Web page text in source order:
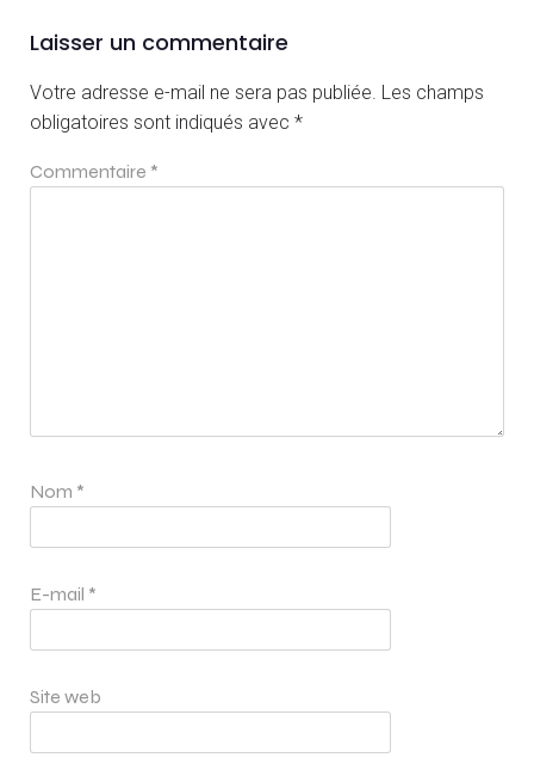
Laisser un commentaire
Votre adresse e-mail ne sera pas publiée. Les champs
obligatoires sont indiqués avec *
Commentaire *
Nom *
E-mail *
Site web